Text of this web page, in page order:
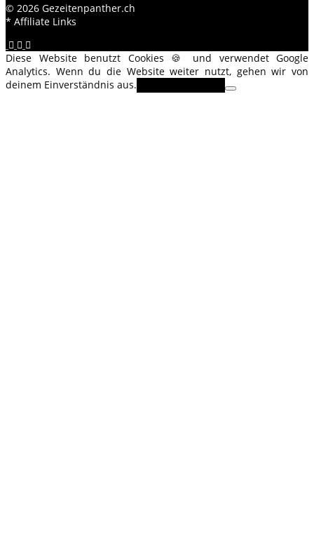
© 2026 Gezeitenpanther.ch
* Affiliate Links
Diese Website benutzt Cookies 🍪 und verwendet Google
Analytics. Wenn du die Website weiter nutzt, gehen wir von
deinem Einverständnis aus.